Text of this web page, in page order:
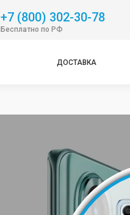
+7 (800) 302-30-78
Бесплатно по РФ
ДОСТАВКА